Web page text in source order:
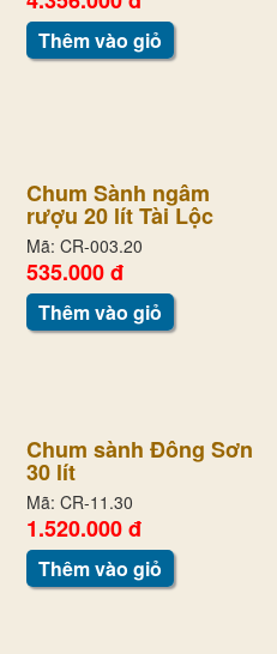
Thêm vào giỏ
Chum Sành ngâm
rượu 20 lít Tài Lộc
Mã: CR-003.20
535.000 đ
Thêm vào giỏ
Chum sành Đông Sơn
30 lít
Mã: CR-11.30
1.520.000 đ
Thêm vào giỏ